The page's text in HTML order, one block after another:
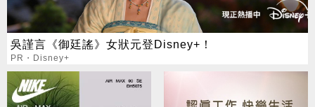
吳謹言《御廷謠》女狀元登Disney+！
PR・Disney+